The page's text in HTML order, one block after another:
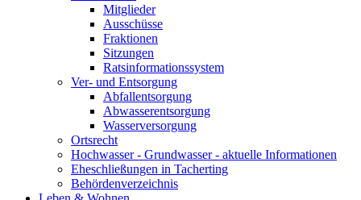
Mitglieder
Ausschüsse
Fraktionen
Sitzungen
Ratsinformationssystem
Ver- und Entsorgung
Abfallentsorgung
Abwasserentsorgung
Wasserversorgung
Ortsrecht
Hochwasser - Grundwasser - aktuelle Informationen
Eheschließungen in Tacherting
Behördenverzeichnis